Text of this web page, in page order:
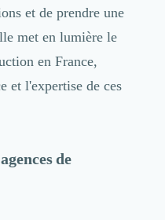
et de prendre une
met en lumière le
en France,
et l'expertise de ces
de